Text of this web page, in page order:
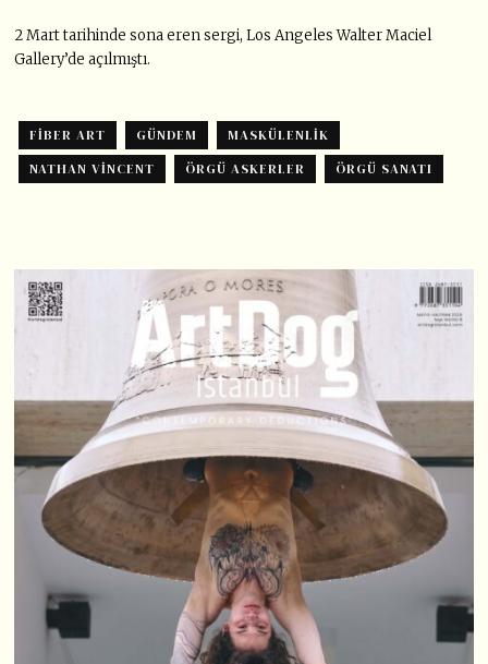
2 Mart tarihinde sona eren sergi, Los Angeles Walter Maciel
Gallery’de açılmıştı.
FIBER ART GÜNDEM
MASKÜLENLIK
NATHAN VINCENT
ÖRGÜ ASKERLER ÖRGÜ SANATI